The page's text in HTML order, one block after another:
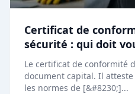
Certificat de
sécurité : qui doit
Le certificat de conformité
document capital. Il
les normes de [&#8230;]...